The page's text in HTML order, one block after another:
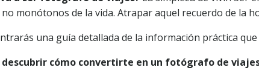
monótonos de la vida. Atrapar aquel recuerdo de la
una guía detallada de la información práctica
descubrir cómo convertirte en un fotógrafo de